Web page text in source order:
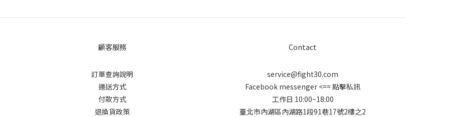
顧客服務
訂單查詢說明
運送方式
付款方式
退換貨政策
Contact
service@fight30.com
Facebook messenger <== 點擊私訊
工作日 10:00~18:00
臺北市內湖區內湖路1段91巷17號2樓之2